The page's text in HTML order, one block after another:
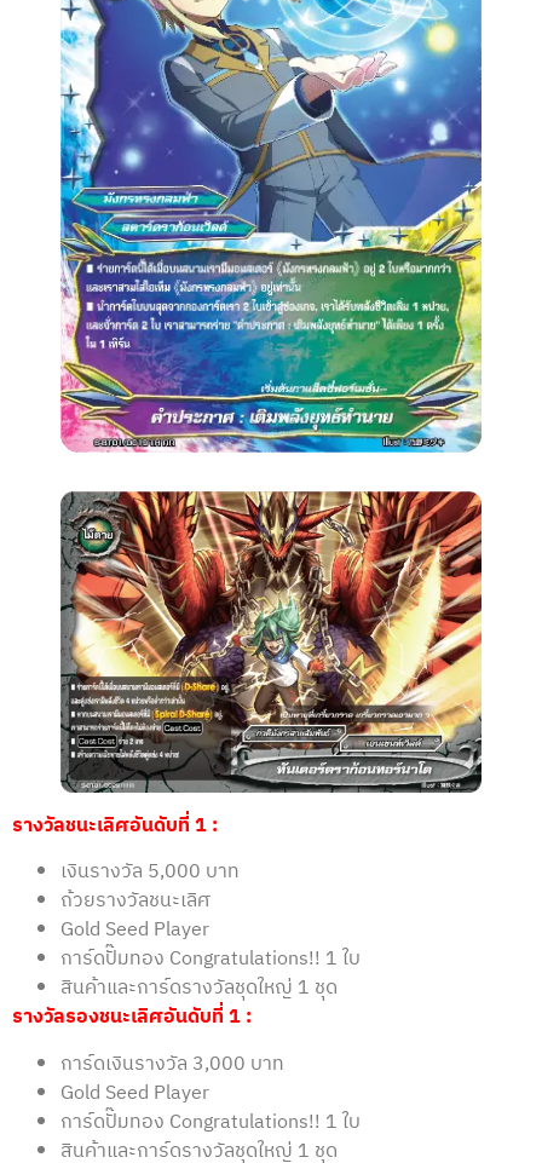
รางวัลชนะเลิศอันดับที่ 1 :
เงินรางวัล 5,000 บาท
ถ้วยรางวัลชนะเลิศ
Gold Seed Player
การ์ดปั๊มทอง Congratulations!! 1 ใบ
สินค้าและการ์ดรางวัลชุดใหญ่ 1 ชุด
รางวัลรองชนะเลิศอันดับที่ 1 :
การ์ดเงินรางวัล 3,000 บาท
Gold Seed Player
การ์ดปั๊มทอง Congratulations!! 1 ใบ
สินค้าและการ์ดรางวัลชุดใหญ่ 1 ชุด